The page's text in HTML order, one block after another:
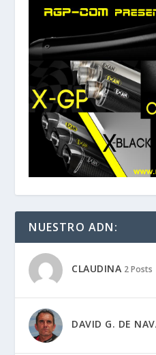
NUESTRO ADN:
CLAUDINA 2 Posts
DAVID G. DE